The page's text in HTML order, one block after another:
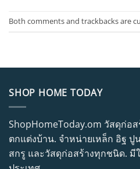
Both comments and trackbacks are
SHOP HOME TODAY
ShopHomeToday.om วัสดุก่อ
ตกแต่งบ้าน. จำหน่ายเหล็ก อิฐ
สกรู และวัสดุก่อสร้างทุกชนิด. มี